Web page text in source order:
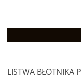
LISTWA BŁOTNIKA